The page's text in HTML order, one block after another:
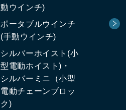
動ウインチ)
ポータブルウインチ
(手動ウインチ)
シルバーホイスト(小
型電動ホイスト)・
シルバーミニ（小型
電動チェーンブロッ
ク)